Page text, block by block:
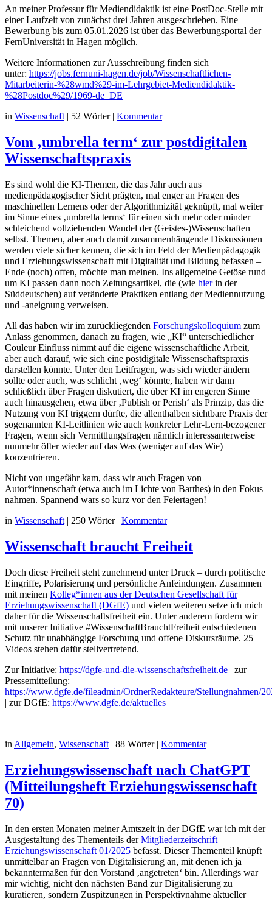
An meiner Professur für Mediendidaktik ist eine PostDoc-Stelle mit
einer Laufzeit von zunächst drei Jahren ausgeschrieben. Eine
Bewerbung bis zum 05.01.2026 ist über das Bewerbungsportal der
FernUniversität in Hagen möglich.
Weitere Informationen zur Ausschreibung finden sich
unter: https://jobs.fernuni-hagen.de/job/Wissenschaftlichen-
Mitarbeiterin-%28wmd%29-im-Lehrgebiet-Mediendidaktik-
%28Postdoc%29/1969-de_DE
in Wissenschaft | 52 Wörter | Kommentar
Vom ‚umbrella term‘ zur postdigitalen
Wissenschaftspraxis
Es sind wohl die KI-Themen, die das Jahr auch aus
medienpädagogischer Sicht prägten, mal enger an Fragen des
maschinellen Lernens oder der Algorithmizität geknüpft, mal weiter
im Sinne eines ‚umbrella terms‘ für einen sich mehr oder minder
schleichend vollziehenden Wandel der (Geistes-)Wissenschaften
selbst. Themen, aber auch damit zusammenhängende Diskussionen
werden viele sicher kennen, die sich im Feld der Medienpädagogik
und Erziehungswissenschaft mit Digitalität und Bildung befassen –
Ende (noch) offen, möchte man meinen. Ins allgemeine Getöse rund
um KI passen dann noch Zeitungsartikel, die (wie hierin der
Süddeutschen) auf veränderte Praktiken entlang der Mediennutzung
und -aneignung verweisen.
All das haben wir im zurückliegenden Forschungskolloquium zum
Anlass genommen, danach zu fragen, wie „KI“ unterschiedlicher
Couleur Einfluss nimmt auf die eigene wissenschaftliche Arbeit,
aber auch darauf, wie sich eine postdigitale Wissenschaftspraxis
darstellen könnte. Unter den Leitfragen, was sich wieder ändern
sollte oder auch, was schlicht ‚weg‘ könnte, haben wir dann
schließlich über Fragen diskutiert, die über KI im engeren Sinne
auch hinausgehen, etwa über ‚Publish or Perish‘ als Prinzip, das die
Nutzung von KI triggern dürfte, die allenthalben sichtbare Praxis der
sogenannten KI-Leitlinien wie auch konkreter Lehr-Lern-bezogener
Fragen, wenn sich Vermittlungsfragen nämlich interessanterweise
nunmehr öfter wieder auf das Was (weniger auf das Wie)
konzentrieren.
Nicht von ungefähr kam, dass wir auch Fragen von
Autor*innenschaft (etwa auch im Lichte von Barthes) in den Fokus
nahmen. Spannend wars so kurz vor den Feiertagen!
in Wissenschaft | 250 Wörter | Kommentar
Wissenschaft braucht Freiheit
Doch diese Freiheit steht zunehmend unter Druck – durch politische
Eingriffe, Polarisierung und persönliche Anfeindungen. Zusammen
mit meinen Kolleg*innen aus der Deutschen Gesellschaft für
Erziehungswissenschaft (DGfE) und vielen weiteren setze ich mich
daher für die Wissenschaftsfreiheit ein. Unter anderem fordern wir
mit unserer Initiative #WissenschaftBrauchtFreiheit entschiedenen
Schutz für unabhängige Forschung und offene Diskursräume. 25
Videos stehen dafür stellvertretend.
Zur Initiative: https://dgfe-und-die-wissenschaftsfreiheit.de | zur
Pressemitteilung:
https://www.dgfe.de/fileadmin/OrdnerRedakteure/Stellungnahmen/
| zur DGfE: https://www.dgfe.de/aktuelles
in Allgemein, Wissenschaft | 88 Wörter | Kommentar
Erziehungswissenschaft nach ChatGPT
(Mitteilungsheft Erziehungswissenschaft
70)
In den ersten Monaten meiner Amtszeit in der DGfE war ich mit der
Ausgestaltung des Thementeils derMitgliederzeitschrift
Erziehungswissenschaft 01/2025 befasst. Dieser Thementeil knüpft
unmittelbar an Fragen von Digitalisierung an, mit denen ich ja
bekanntermaßen für den Vorstand ‚angetreten‘ bin. Allerdings war
mir wichtig, nicht den nächsten Band zur Digitalisierung zu
kuratieren, sondern Zuspitzungen in Perspektivnahme aktueller